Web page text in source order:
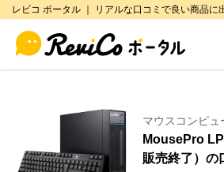
レビコ ポータル ｜ リアルな口コミで良い商品に
マウスコンピュ
MousePro
販売終了）の